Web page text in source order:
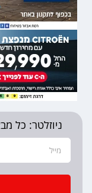
ניוזלטר: כל